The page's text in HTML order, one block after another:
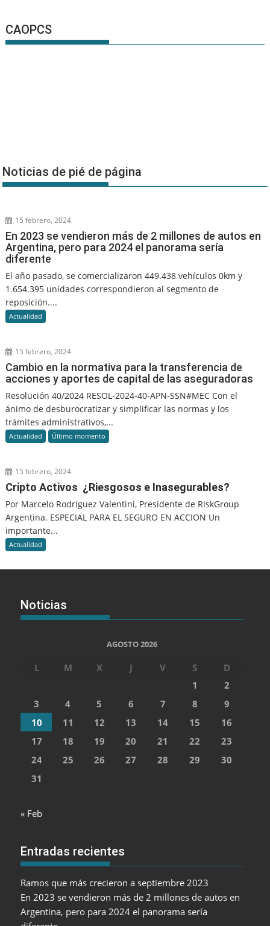
CAOPCS
Noticias de pié de página
15 febrero, 2024
En 2023 se vendieron más de 2 millones de autos en
Argentina, pero para 2024 el panorama sería
diferente
El año pasado, se comercializaron 449.438 vehículos 0km y
1.654.395 unidades correspondieron al segmento de
reposición....
Actualidad
15 febrero, 2024
Cambio en la normativa para la transferencia de
acciones y aportes de capital de las aseguradoras
Resolución 40/2024 RESOL-2024-40-APN-SSN#MEC Con el
ánimo de desburocratizar y simplificar las normas y los
trámites administrativos,...
Actualidad Último momento
15 febrero, 2024
Cripto Activos ¿Riesgosos e Inasegurables?
Por Marcelo Rodriguez Valentini, Presidente de RiskGroup
Argentina. ESPECIAL PARA EL SEGURO EN ACCION Un
importante...
Actualidad
Noticias
AGOSTO 2026
L M X J V S
D
1
2
3
4 5 6 7 8
9
10
11 12 13 14 15
16
17
18 19 20 21 22
23
24
25 26 27 28 29
30
31
« Feb
Entradas recientes
Ramos que más crecieron a septiembre 2023
En 2023 se vendieron más de 2 millones de autos en
Argentina, pero para 2024 el panorama sería